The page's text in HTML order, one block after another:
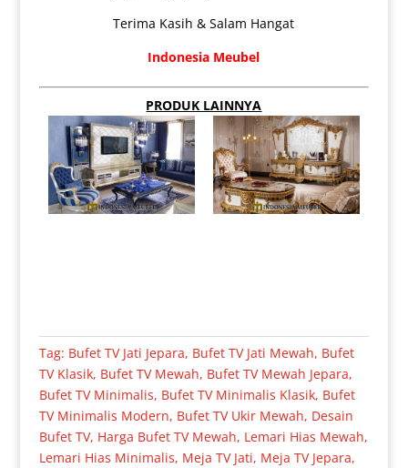
Terima Kasih & Salam Hangat
Indonesia Meubel
PRODUK LAINNYA
Tag: Bufet TV Jati Jepara, Bufet TV Jati Mewah, Bufet
TV Klasik, Bufet TV Mewah, Bufet TV Mewah Jepara,
Bufet TV Minimalis, Bufet TV Minimalis Klasik, Bufet
TV Minimalis Modern, Bufet TV Ukir Mewah, Desain
Bufet TV, Harga Bufet TV Mewah, Lemari Hias Mewah,
Lemari Hias Minimalis, Meja TV Jati, Meja TV Jepara,